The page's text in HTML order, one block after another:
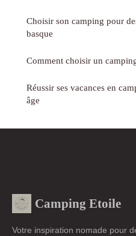
Choisir son camping pour
basque
Comment choisir un
Réussir ses vacances en
âge
Camping Etoile
Votre inspiration nomade pour